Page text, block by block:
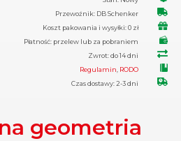
geometria
Przewoźnik: DB Schenker
Koszt pakowania i wysyłki: 0 zł
Płatność: przelew lub za pobraniem
Zwrot: do 14 dni
Regulamin RODO
Czas dostawy: 2-3 dni